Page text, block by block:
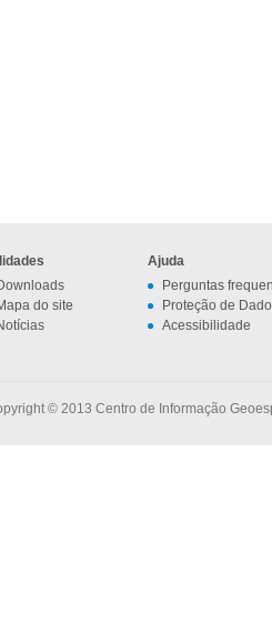
do site
Ajuda
Perguntas
Proteção de
Acessibilidade
© 2013 Centro de Informação